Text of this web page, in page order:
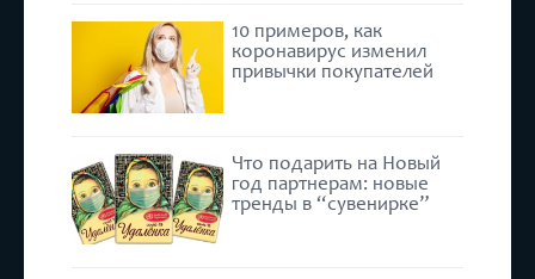
10 примеров, как
коронавирус изменил
привычки покупателей
Что подарить на Новый
год партнерам: новые
тренды в “сувенирке”